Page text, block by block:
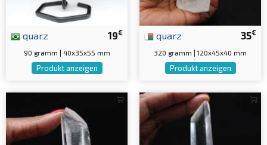
19€
quarz
90 gramm | 40x35x55 mm
Produkt anzeigen
35€
quarz
320 gramm | 120x45x40 mm
Produkt anzeigen